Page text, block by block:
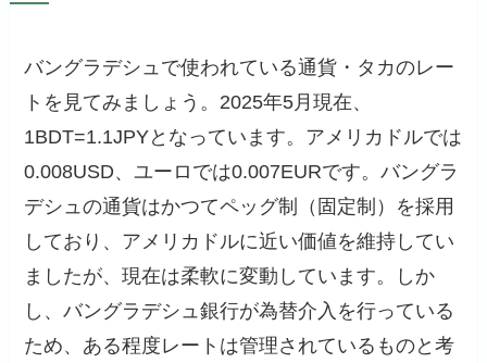
バングラデシュで使われている通貨・タカのレー
トを見てみましょう。2025年5月現在、
1BDT=1.1JPYとなっています。アメリカドルでは
0.008USD、ユーロでは0.007EURです。バングラ
デシュの通貨はかつてペッグ制（固定制）を採用
しており、アメリカドルに近い価値を維持してい
ましたが、現在は柔軟に変動しています。しか
し、バングラデシュ銀行が為替介入を行っている
ため、ある程度レートは管理されているものと考